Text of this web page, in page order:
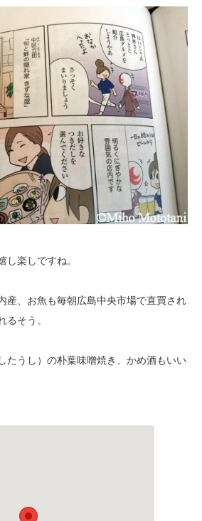
し楽しですね。
産、お魚も毎朝広島中央市場で直買され
るそう。
たうし）の朴葉味噌焼き、かめ酒もいい